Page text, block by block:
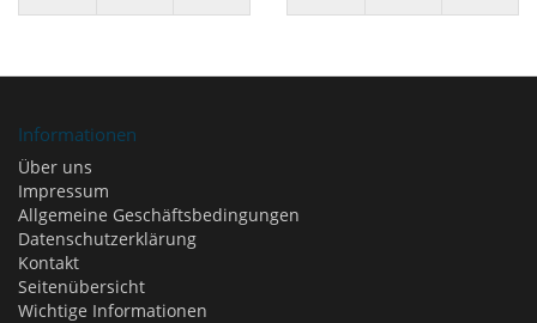
Informationen
Über uns
Impressum
Allgemeine Geschäftsbedingungen
Datenschutzerklärung
Kontakt
Seitenübersicht
Wichtige Informationen